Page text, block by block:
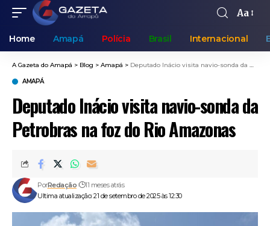
Aa
Home Amapá Polícia Brasil Internacional
A Gazeta do Amapá > Blog > Amapá > Deputado Inácio visita navio-sonda da Petrobras na foz do Rio Amazonas
AMAPÁ
Deputado Inácio visita navio-sonda da
Petrobras na foz do Rio Amazonas
Ultima atualização: 21 de setembro de 2025 às 12:30
PorRedação 11 meses atrás